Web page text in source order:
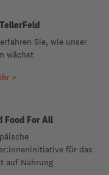
Sie, wie unser
wächst
Food For All
für das
auf Nahrung